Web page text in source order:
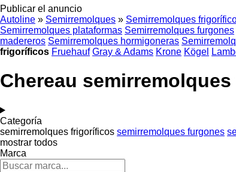
Publicar el anuncio
Autoline » Semirremolques » Semirremolques
Semirremolques plataformas Semirremolques furgones
madereros Semirremolques hormigoneras
frigoríficos Fruehauf Gray & Adams Krone Kögel
Chereau
Categoría
semirremolques frigoríficos semirremolques furgones
mostrar todos
Marca